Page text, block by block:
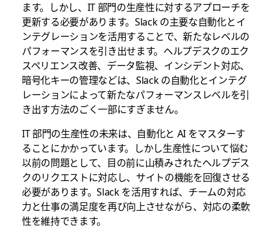
ます。しかし、IT 部門の生産性に対するアプローチを
更新する必要があります。Slack の主要な自動化とイ
ンテグレーションを活用することで、新たなレベルの
パフォーマンスを引き出せます。ヘルプデスクのエク
スペリエンス改善、データ監視、インシデント対応、
暗号化キーの管理などは、Slack の自動化とインテグ
レーションによって新たなパフォーマンスレベルを引
き出す方法のごく一部にすぎません。
IT 部門の生産性の未来は、自動化と AI をマスターす
ることにかかっています。しかし生産性について悩む
以前の問題として、目の前に山積みされたヘルプデス
クのリクエストに対応し、サイトの機能を回復させる
必要があります。Slack を活用すれば、チームの対応
力と仕事の満足度を再び向上させながら、対応の柔軟
性を維持できます。